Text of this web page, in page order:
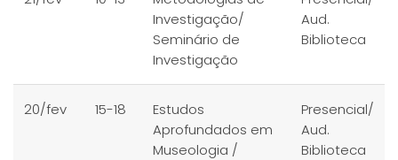
Investigação/
Seminário de
Investigação
Aud.
Biblioteca
20/fev 15-18
Estudos
Aprofundados em
Museologia /
Presencial/
Aud.
Biblioteca